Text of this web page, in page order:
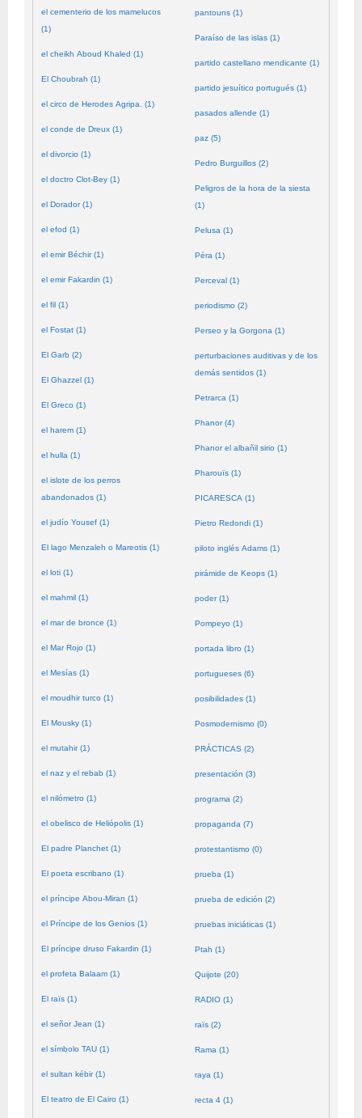
el cementerio de los mamelucos
(1)
el cheikh Aboud Khaled (1)
El Choubrah (1)
el circo de Herodes Agripa. (1)
el conde de Dreux (1)
el divorcio (1)
el doctro Clot-Bey (1)
el Dorador (1)
el efod (1)
el emir Béchir (1)
el emir Fakardin (1)
el fil (1)
el Fostat (1)
El Garb (2)
El Ghazzel (1)
El Greco (1)
el harem (1)
el hulla (1)
el islote de los perros
abandonados (1)
el judío Yousef (1)
El lago Menzaleh o Mareotis (1)
el loti (1)
el mahmil (1)
el mar de bronce (1)
el Mar Rojo (1)
el Mesías (1)
el moudhir turco (1)
El Mousky (1)
el mutahir (1)
el naz y el rebab (1)
el nilómetro (1)
el obelisco de Heliópolis (1)
El padre Planchet (1)
El poeta escribano (1)
el príncipe Abou-Miran (1)
el Príncipe de los Genios (1)
El príncipe druso Fakardin (1)
el profeta Balaam (1)
El raïs (1)
el señor Jean (1)
el símbolo TAU (1)
el sultan kébir (1)
El teatro de El Cairo (1)
pantouns (1)
Paraíso de las islas (1)
partido castellano mendicante (1)
partido jesuítico portugués (1)
pasados allende (1)
paz (5)
Pedro Burguillos (2)
Peligros de la hora de la siesta
(1)
Pelusa (1)
Péra (1)
Perceval (1)
periodismo (2)
Perseo y la Gorgona (1)
perturbaciones auditivas y de los
demás sentidos (1)
Petrarca (1)
Phanor (4)
Phanor el albañil sirio (1)
Pharouïs (1)
PICARESCA (1)
Pietro Redondi (1)
piloto inglés Adams (1)
pirámide de Keops (1)
poder (1)
Pompeyo (1)
portada libro (1)
portugueses (6)
posibilidades (1)
Posmodernismo (0)
PRÁCTICAS (2)
presentación (3)
programa (2)
propaganda (7)
protestantismo (0)
prueba (1)
prueba de edición (2)
pruebas iniciáticas (1)
Ptah (1)
Quijote (20)
RADIO (1)
raïs (2)
Rama (1)
raya (1)
recta 4 (1)